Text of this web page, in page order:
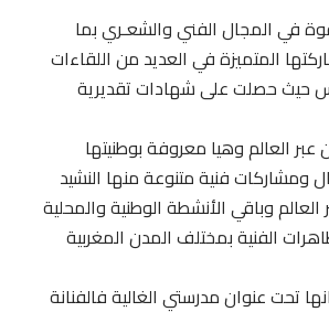
في المجال الفني والشعـري بما
المتميزة في العديد من اللقاءات
حيث حصلت على شهادات تقديرية
العالم وهيا معروفة بوطنيتها
ومشاركات فنية متنوعة منها النشيد
وباقي الأنشطة الوطنية والمحلية
الفنية بمختلف المدن المغربية
تحت عنوان مدرستي الغالية فالفنانة